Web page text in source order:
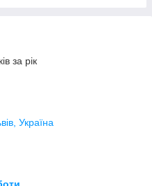
за рік
Україна